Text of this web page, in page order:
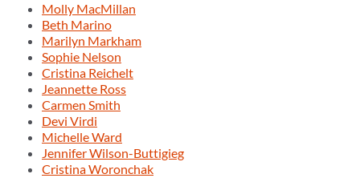
Molly MacMillan
Beth Marino
Marilyn Markham
Sophie Nelson
Cristina Reichelt
Jeannette Ross
Carmen Smith
Devi Virdi
Michelle Ward
Jennifer Wilson-Buttigieg
Cristina Woronchak